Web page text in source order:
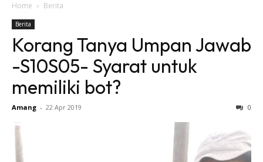
Home Berita
Berita
Korang Tanya Umpan Jawab
-S10S05- Syarat untuk
memiliki bot?
Amang - 22 Apr 2019 0